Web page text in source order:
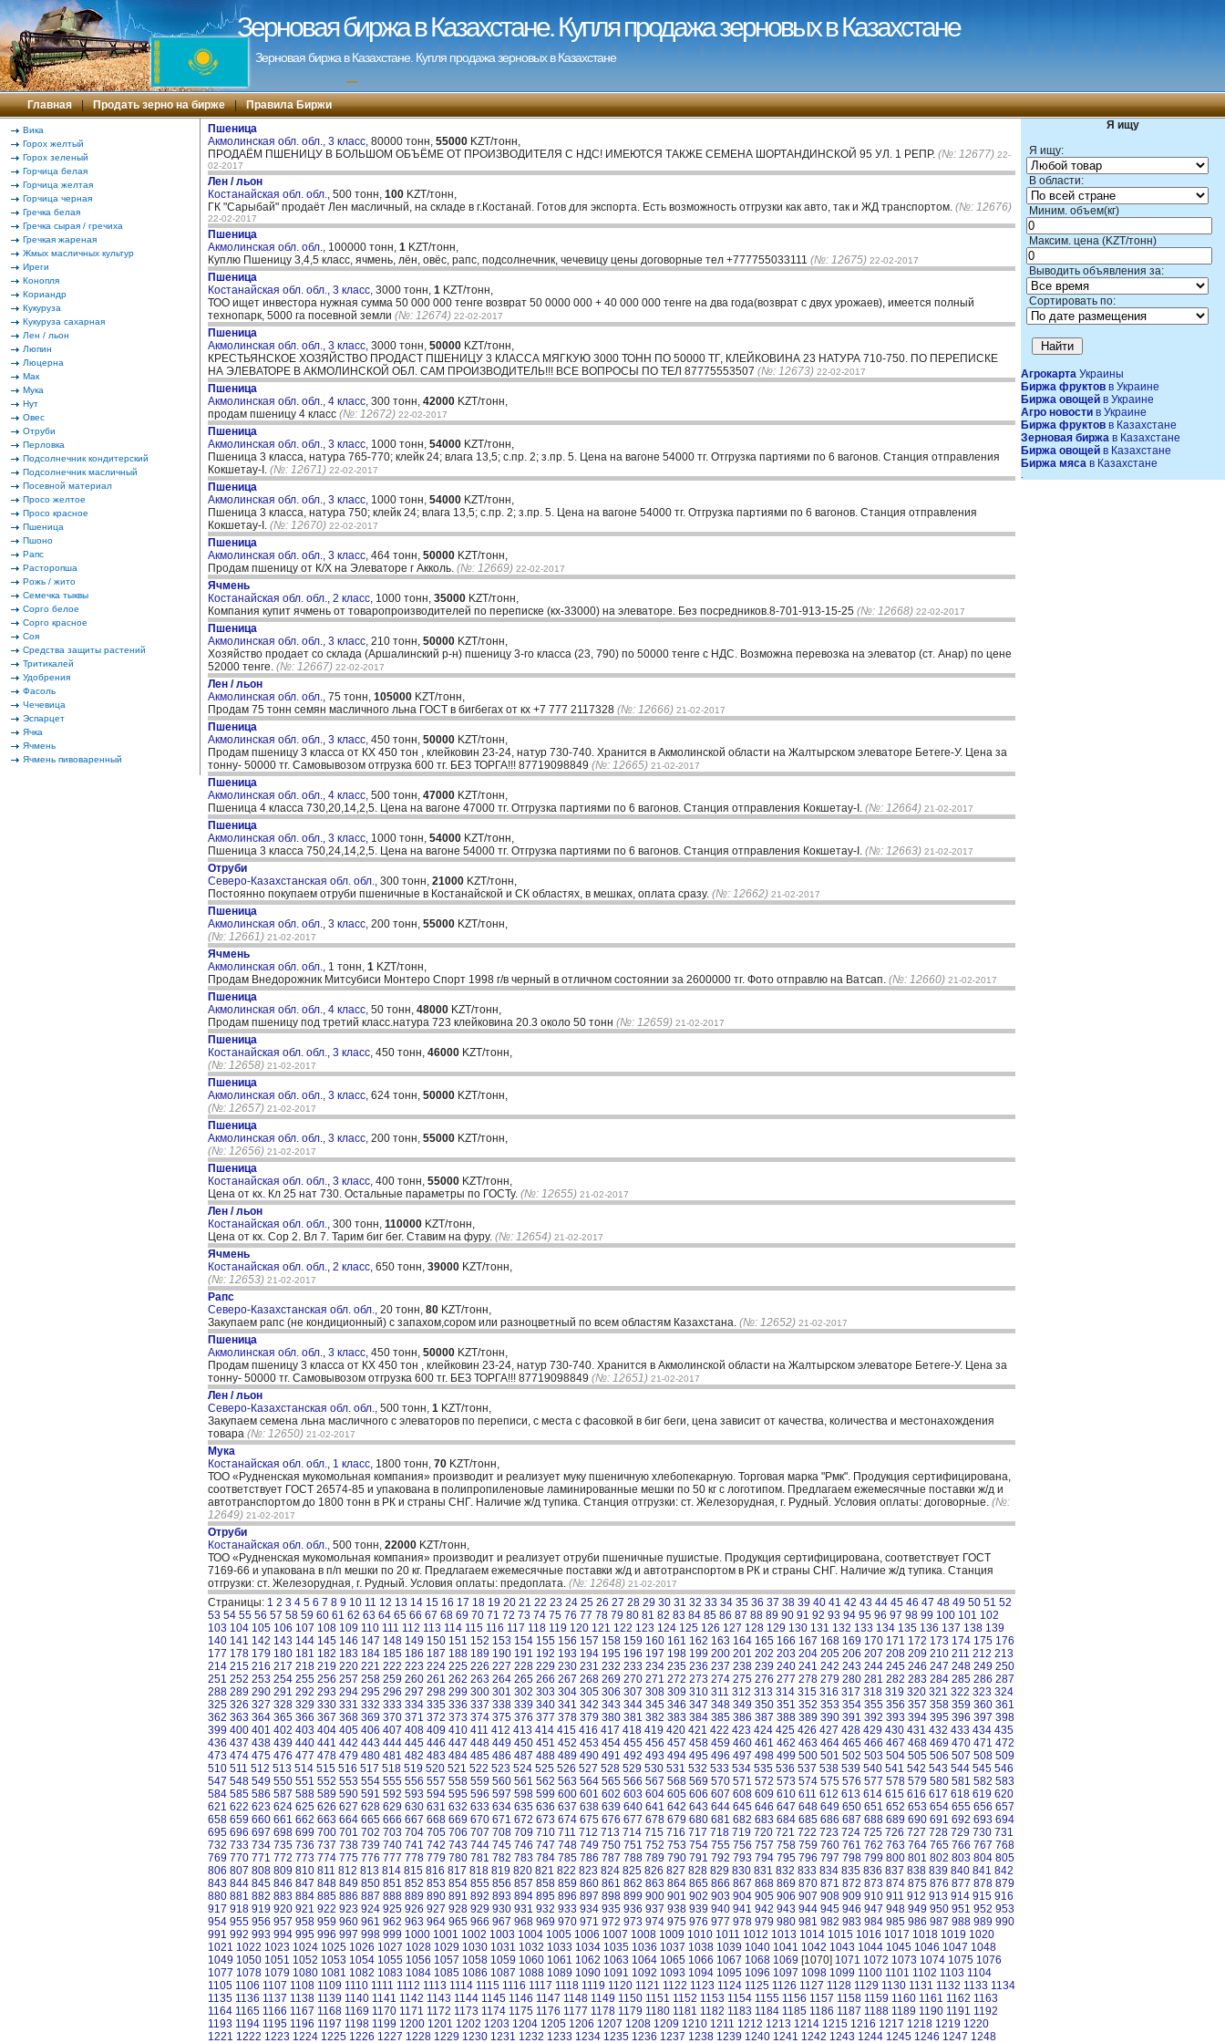
Зерновая биржа в Казахстане. Купля продажа зерновых в Казахстане
Зерновая биржа в Казахстане. Купля продажа зерновых в Казахстане
---
Главная | Продать зерно на бирже | Правила Биржи
Вика
Горох желтый
Горох зеленый
Горчица белая
Горчица желтая
Горчица черная
Гречка белая
Гречка сырая / гречиха
Гречкая жареная
Жмых масличных культур
Иреги
Конопля
Кориандр
Кукуруза
Кукуруза сахарная
Лен / льон
Люпин
Люцерна
Мак
Мука
Нут
Овес
Отруби
Перловка
Подсолнечник кондитерский
Подсолнечник масличный
Посевной материал
Просо желтое
Просо красное
Пшеница
Пшоно
Рапс
Расторопша
Рожь / жито
Семечка тыквы
Сорго белое
Сорго красное
Соя
Средства защиты растений
Тритикалей
Удобрения
Фасоль
Чечевица
Эспарцет
Ячка
Ячмень
Ячмень пивоваренный
Я ищу
Я ищу:
В области:
Миним. объем(кг)
Максим. цена (KZT/тонн)
Выводить объявления за:
Сортировать по:
Агрокарта Украины
Биржа фруктов в Украине
Биржа овощей в Украине
Агро новости в Украине
Биржа фруктов в Казахстане
Зерновая биржа в Казахстане
Биржа овощей в Казахстане
Биржа мяса в Казахстане
Пшеница
Акмолинская обл. обл., 3 класс, 80000 тонн, 55000 KZT/тонн,
ПРОДАЁМ ПШЕНИЦУ В БОЛЬШОМ ОБЪЁМЕ ОТ ПРОИЗВОДИТЕЛЯ С НДС! ИМЕЮТСЯ ТАКЖЕ СЕМЕНА ШОРТАНДИНСКОЙ 95 УЛ. 1 РЕПР. (№: 12677) 22-
02-2017
Лен / льон
Костанайская обл. обл., 500 тонн, 100 KZT/тонн,
ГК "Сарыбай" продаёт Лен масличный, на складе в г.Костанай. Готов для экспорта. Есть возможность отгрузки как авто, так и ЖД транспортом. (№: 12676)
22-02-2017
Пшеница
Акмолинская обл. обл., 100000 тонн, 1 KZT/тонн,
Куплю Пшеницу 3,4,5 класс, ячмень, лён, овёс, рапс, подсолнечник, чечевицу цены договорные тел +777755033111 (№: 12675) 22-02-2017
Пшеница
Костанайская обл. обл., 3 класс, 3000 тонн, 1 KZT/тонн,
ТОО ищет инвестора нужная сумма 50 000 000 тенге возврат 50 0000 000 + 40 000 000 тенге на два года(возврат с двух урожаев), имеется полный
технопарк, 5000 га посевной земли (№: 12674) 22-02-2017
Пшеница
Акмолинская обл. обл., 3 класс, 3000 тонн, 50000 KZT/тонн,
КРЕСТЬЯНСКОЕ ХОЗЯЙСТВО ПРОДАСТ ПШЕНИЦУ 3 КЛАССА МЯГКУЮ 3000 ТОНН ПО 50000 ТГ, КЛЕЙКОВИНА 23 НАТУРА 710-750. ПО ПЕРЕПИСКЕ
НА ЭЛЕВАТОРЕ В АКМОЛИНСКОЙ ОБЛ. САМ ПРОИЗВОДИТЕЛЬ!!! ВСЕ ВОПРОСЫ ПО ТЕЛ 87775553507 (№: 12673) 22-02-2017
Пшеница
Акмолинская обл. обл., 4 класс, 300 тонн, 42000 KZT/тонн,
продам пшеницу 4 класс (№: 12672) 22-02-2017
Пшеница
Акмолинская обл. обл., 3 класс, 1000 тонн, 54000 KZT/тонн,
Пшеница 3 класса, натура 765-770; клейк 24; влага 13,5; с.пр. 2; з.пр. 5. Цена на вагоне 54000 тг. Отгрузка партиями по 6 вагонов. Станция отправления
Кокшетау-I. (№: 12671) 22-02-2017
Пшеница
Акмолинская обл. обл., 3 класс, 1000 тонн, 54000 KZT/тонн,
Пшеница 3 класса, натура 750; клейк 24; влага 13,5; с.пр. 2; з.пр. 5. Цена на вагоне 54000 тг. Отгрузка партиями по 6 вагонов. Станция отправления
Кокшетау-I. (№: 12670) 22-02-2017
Пшеница
Акмолинская обл. обл., 3 класс, 464 тонн, 50000 KZT/тонн,
Продам пшеницу от К/Х на Элеваторе г Акколь. (№: 12669) 22-02-2017
Ячмень
Костанайская обл. обл., 2 класс, 1000 тонн, 35000 KZT/тонн,
Компания купит ячмень от товаропроизводителей по переписке (кх-33000) на элеваторе. Без посредников.8-701-913-15-25 (№: 12668) 22-02-2017
Пшеница
Акмолинская обл. обл., 3 класс, 210 тонн, 50000 KZT/тонн,
Хозяйство продает со склада (Аршалинский р-н) пшеницу 3-го класса (23, 790) по 50000 тенге с НДС. Возможна перевозка на элеватор (ст. Анар) по цене
52000 тенге. (№: 12667) 22-02-2017
Лен / льон
Акмолинская обл. обл., 75 тонн, 105000 KZT/тонн,
Продам 75 тонн семян масличного льна ГОСТ в бигбегах от кх +7 777 2117328 (№: 12666) 21-02-2017
Пшеница
Акмолинская обл. обл., 3 класс, 450 тонн, 50000 KZT/тонн,
Продам пшеницу 3 класса от КХ 450 тон , клейковин 23-24, натур 730-740. Хранится в Акмолинской области на Жалтырском элеваторе Бетеге-У. Цена за
тонну- 50000 тг. Самовывозом отгрузка 600 тг. БЕЗ ТОРГА!!! 87719098849 (№: 12665) 21-02-2017
Пшеница
Акмолинская обл. обл., 4 класс, 500 тонн, 47000 KZT/тонн,
Пшеница 4 класса 730,20,14,2,5. Цена на вагоне 47000 тг. Отгрузка партиями по 6 вагонов. Станция отправления Кокшетау-I. (№: 12664) 21-02-2017
Пшеница
Акмолинская обл. обл., 3 класс, 1000 тонн, 54000 KZT/тонн,
Пшеница 3 класса 750,24,14,2,5. Цена на вагоне 54000 тг. Отгрузка партиями по 6 вагонов. Станция отправления Кокшетау-I. (№: 12663) 21-02-2017
Отруби
Северо-Казахстанская обл. обл., 300 тонн, 21000 KZT/тонн,
Постоянно покупаем отруби пшеничные в Костанайской и СК областях, в мешках, оплата сразу. (№: 12662) 21-02-2017
Пшеница
Акмолинская обл. обл., 3 класс, 200 тонн, 55000 KZT/тонн,
(№: 12661) 21-02-2017
Ячмень
Акмолинская обл. обл., 1 тонн, 1 KZT/тонн,
Продам Внедорожник Митсубиси Монтеро Спорт 1998 г/в черный в отличном состоянии за 2600000 тг. Фото отправлю на Ватсап. (№: 12660) 21-02-2017
Пшеница
Акмолинская обл. обл., 4 класс, 50 тонн, 48000 KZT/тонн,
Продам пшеницу под третий класс.натура 723 клейковина 20.3 около 50 тонн (№: 12659) 21-02-2017
Пшеница
Костанайская обл. обл., 3 класс, 450 тонн, 46000 KZT/тонн,
(№: 12658) 21-02-2017
Пшеница
Акмолинская обл. обл., 3 класс, 624 тонн, 50000 KZT/тонн,
(№: 12657) 21-02-2017
Пшеница
Акмолинская обл. обл., 3 класс, 200 тонн, 55000 KZT/тонн,
(№: 12656) 21-02-2017
Пшеница
Костанайская обл. обл., 3 класс, 400 тонн, 55000 KZT/тонн,
Цена от кх. Кл 25 нат 730. Остальные параметры по ГОСТу. (№: 12655) 21-02-2017
Лен / льон
Костанайская обл. обл., 300 тонн, 110000 KZT/тонн,
Цена от кх. Сор 2. Вл 7. Тарим биг бег. Ставим на фуру. (№: 12654) 21-02-2017
Ячмень
Костанайская обл. обл., 2 класс, 650 тонн, 39000 KZT/тонн,
(№: 12653) 21-02-2017
Рапс
Северо-Казахстанская обл. обл., 20 тонн, 80 KZT/тонн,
Закупаем рапс (не кондиционный) с запахом,сором или разноцветный по всем областям Казахстана. (№: 12652) 21-02-2017
Пшеница
Акмолинская обл. обл., 3 класс, 450 тонн, 50000 KZT/тонн,
Продам пшеницу 3 класса от КХ 450 тон , клейковин 23-24, натур 730-740. Хранится в Акмолинской области на Жалтырском элеваторе Бетеге-У. Цена за
тонну- 50000 тг. Самовывозом отгрузка 600 тг. БЕЗ ТОРГА!!! 87719098849 (№: 12651) 21-02-2017
Лен / льон
Северо-Казахстанская обл. обл., 500 тонн, 1 KZT/тонн,
Закупаем семена льна масличного с элеваторов по переписи, с места с фасовкой в биг беги, цена зависит от качества, количества и местонахождения
товара (№: 12650) 21-02-2017
Мука
Костанайская обл. обл., 1 класс, 1800 тонн, 70 KZT/тонн,
ТОО «Рудненская мукомольная компания» производит и реализует муку пшеничную хлебопекарную. Торговая марка "Рмк". Продукция сертифицирована,
соответствует ГОСТ 26574-85 и упакована в полипропиленовые ламинированные мешки по 50 кг с логотипом. Предлагаем ежемесячные поставки ж/д и
автотранспортом до 1800 тонн в РК и страны СНГ. Наличие ж/д тупика. Станция отгрузки: ст. Железорудная, г. Рудный. Условия оплаты: договорные. (№:
12649) 21-02-2017
Отруби
Костанайская обл. обл., 500 тонн, 22000 KZT/тонн,
ТОО «Рудненская мукомольная компания» производит и реализует отруби пшеничные пушистые. Продукция сертифицирована, соответствует ГОСТ
7169-66 и упакована в п/п мешки по 20 кг. Предлагаем ежемесячные поставки ж/д и автотранспортом в РК и страны СНГ. Наличие ж/д тупика. Станция
отгрузки: ст. Железорудная, г. Рудный. Условия оплаты: предоплата. (№: 12648) 21-02-2017
Страницы: 1 2 3 4 5 6 7 8 9 10 11 12 13 14 15 16 17 18 19 20 21 22 23 24 25 26 27 28 29 30 31 32 33 34 35 36 37 38 39 40 41 42 43 44 45 46 47 48 49 50 51 52
53 54 55 56 57 58 59 60 61 62 63 64 65 66 67 68 69 70 71 72 73 74 75 76 77 78 79 80 81 82 83 84 85 86 87 88 89 90 91 92 93 94 95 96 97 98 99 100 101 102
103 104 105 106 107 108 109 110 111 112 113 114 115 116 117 118 119 120 121 122 123 124 125 126 127 128 129 130 131 132 133 134 135 136 137 138 139
140 141 142 143 144 145 146 147 148 149 150 151 152 153 154 155 156 157 158 159 160 161 162 163 164 165 166 167 168 169 170 171 172 173 174 175 176
177 178 179 180 181 182 183 184 185 186 187 188 189 190 191 192 193 194 195 196 197 198 199 200 201 202 203 204 205 206 207 208 209 210 211 212 213
214 215 216 217 218 219 220 221 222 223 224 225 226 227 228 229 230 231 232 233 234 235 236 237 238 239 240 241 242 243 244 245 246 247 248 249 250
251 252 253 254 255 256 257 258 259 260 261 262 263 264 265 266 267 268 269 270 271 272 273 274 275 276 277 278 279 280 281 282 283 284 285 286 287
288 289 290 291 292 293 294 295 296 297 298 299 300 301 302 303 304 305 306 307 308 309 310 311 312 313 314 315 316 317 318 319 320 321 322 323 324
325 326 327 328 329 330 331 332 333 334 335 336 337 338 339 340 341 342 343 344 345 346 347 348 349 350 351 352 353 354 355 356 357 358 359 360 361
362 363 364 365 366 367 368 369 370 371 372 373 374 375 376 377 378 379 380 381 382 383 384 385 386 387 388 389 390 391 392 393 394 395 396 397 398
399 400 401 402 403 404 405 406 407 408 409 410 411 412 413 414 415 416 417 418 419 420 421 422 423 424 425 426 427 428 429 430 431 432 433 434 435
436 437 438 439 440 441 442 443 444 445 446 447 448 449 450 451 452 453 454 455 456 457 458 459 460 461 462 463 464 465 466 467 468 469 470 471 472
473 474 475 476 477 478 479 480 481 482 483 484 485 486 487 488 489 490 491 492 493 494 495 496 497 498 499 500 501 502 503 504 505 506 507 508 509
510 511 512 513 514 515 516 517 518 519 520 521 522 523 524 525 526 527 528 529 530 531 532 533 534 535 536 537 538 539 540 541 542 543 544 545 546
547 548 549 550 551 552 553 554 555 556 557 558 559 560 561 562 563 564 565 566 567 568 569 570 571 572 573 574 575 576 577 578 579 580 581 582 583
584 585 586 587 588 589 590 591 592 593 594 595 596 597 598 599 600 601 602 603 604 605 606 607 608 609 610 611 612 613 614 615 616 617 618 619 620
621 622 623 624 625 626 627 628 629 630 631 632 633 634 635 636 637 638 639 640 641 642 643 644 645 646 647 648 649 650 651 652 653 654 655 656 657
658 659 660 661 662 663 664 665 666 667 668 669 670 671 672 673 674 675 676 677 678 679 680 681 682 683 684 685 686 687 688 689 690 691 692 693 694
695 696 697 698 699 700 701 702 703 704 705 706 707 708 709 710 711 712 713 714 715 716 717 718 719 720 721 722 723 724 725 726 727 728 729 730 731
732 733 734 735 736 737 738 739 740 741 742 743 744 745 746 747 748 749 750 751 752 753 754 755 756 757 758 759 760 761 762 763 764 765 766 767 768
769 770 771 772 773 774 775 776 777 778 779 780 781 782 783 784 785 786 787 788 789 790 791 792 793 794 795 796 797 798 799 800 801 802 803 804 805
806 807 808 809 810 811 812 813 814 815 816 817 818 819 820 821 822 823 824 825 826 827 828 829 830 831 832 833 834 835 836 837 838 839 840 841 842
843 844 845 846 847 848 849 850 851 852 853 854 855 856 857 858 859 860 861 862 863 864 865 866 867 868 869 870 871 872 873 874 875 876 877 878 879
880 881 882 883 884 885 886 887 888 889 890 891 892 893 894 895 896 897 898 899 900 901 902 903 904 905 906 907 908 909 910 911 912 913 914 915 916
917 918 919 920 921 922 923 924 925 926 927 928 929 930 931 932 933 934 935 936 937 938 939 940 941 942 943 944 945 946 947 948 949 950 951 952 953
954 955 956 957 958 959 960 961 962 963 964 965 966 967 968 969 970 971 972 973 974 975 976 977 978 979 980 981 982 983 984 985 986 987 988 989 990
991 992 993 994 995 996 997 998 999 1000 1001 1002 1003 1004 1005 1006 1007 1008 1009 1010 1011 1012 1013 1014 1015 1016 1017 1018 1019 1020
1021 1022 1023 1024 1025 1026 1027 1028 1029 1030 1031 1032 1033 1034 1035 1036 1037 1038 1039 1040 1041 1042 1043 1044 1045 1046 1047 1048
1049 1050 1051 1052 1053 1054 1055 1056 1057 1058 1059 1060 1061 1062 1063 1064 1065 1066 1067 1068 1069 [1070] 1071 1072 1073 1074 1075 1076
1077 1078 1079 1080 1081 1082 1083 1084 1085 1086 1087 1088 1089 1090 1091 1092 1093 1094 1095 1096 1097 1098 1099 1100 1101 1102 1103 1104
1105 1106 1107 1108 1109 1110 1111 1112 1113 1114 1115 1116 1117 1118 1119 1120 1121 1122 1123 1124 1125 1126 1127 1128 1129 1130 1131 1132 1133 1134
1135 1136 1137 1138 1139 1140 1141 1142 1143 1144 1145 1146 1147 1148 1149 1150 1151 1152 1153 1154 1155 1156 1157 1158 1159 1160 1161 1162 1163
1164 1165 1166 1167 1168 1169 1170 1171 1172 1173 1174 1175 1176 1177 1178 1179 1180 1181 1182 1183 1184 1185 1186 1187 1188 1189 1190 1191 1192
1193 1194 1195 1196 1197 1198 1199 1200 1201 1202 1203 1204 1205 1206 1207 1208 1209 1210 1211 1212 1213 1214 1215 1216 1217 1218 1219 1220
1221 1222 1223 1224 1225 1226 1227 1228 1229 1230 1231 1232 1233 1234 1235 1236 1237 1238 1239 1240 1241 1242 1243 1244 1245 1246 1247 1248